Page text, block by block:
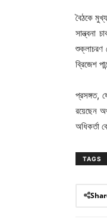
বৈঠকে
সান্ত্বনা
শুক্লাচরণ
ব্রিজেশ
প্রসঙ্গত,
রয়েছেন
অধিকর্তা
TAGS